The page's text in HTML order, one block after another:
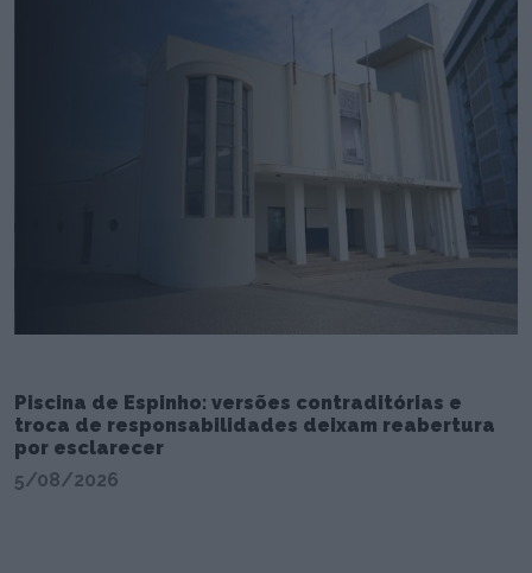
Piscina de Espinho: versões contraditórias e
troca de responsabilidades deixam reabertura
por esclarecer
5/08/2026